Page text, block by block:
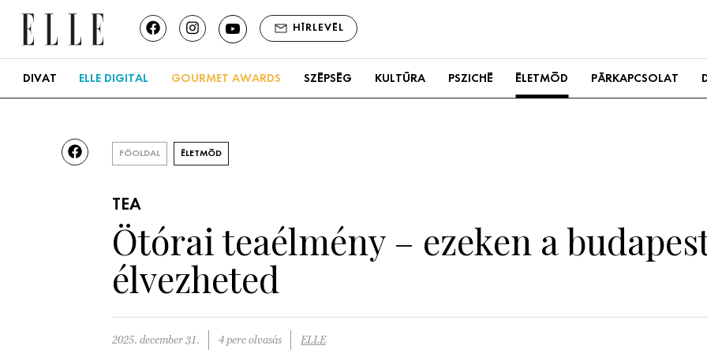
HÍRLEVÉL
DIVAT ELLE DIGITAL GOURMET AWARDS SZÉPSÉG KULTÚRA PSZICHÉ ÉLETMÓD PÁRKAPCSOLAT
FŐOLDAL ÉLETMÓD
TEA
Ötórai teaélmény – ezeken a
élvezheted
2025. december 31. 4 perc olvasás ELLE